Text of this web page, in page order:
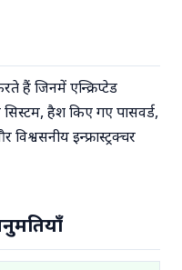
हैं जिनमें एन्क्रिप्टेड
हैश किए गए पासवर्ड,
इन्फ्रास्ट्रक्चर